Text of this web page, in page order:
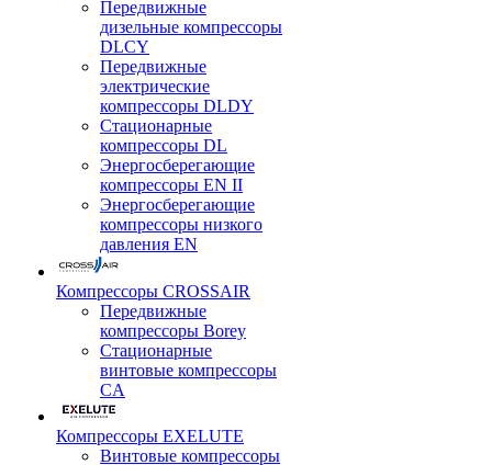
Передвижные
дизельные компрессоры
DLCY
Передвижные
электрические
компрессоры DLDY
Стационарные
компрессоры DL
Энергосберегающие
компрессоры EN II
Энергосберегающие
компрессоры низкого
давления EN
Компрессоры CROSSAIR
Передвижные
компрессоры Borey
Стационарные
винтовые компрессоры
CA
Компрессоры EXELUTE
Винтовые компрессоры